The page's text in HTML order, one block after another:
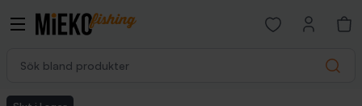
Search
Open favorites